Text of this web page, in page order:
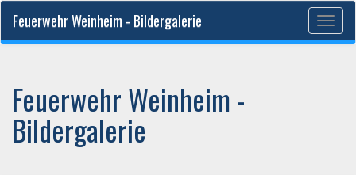
Feuerwehr Weinheim - Bildergalerie
Feuerwehr Weinheim -
Bildergalerie